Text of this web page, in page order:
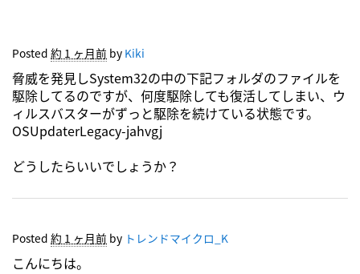
Posted 約 1 ヶ月前 by Kiki
脅威を発見しSystem32の中の下記フォルダのファイルを
駆除してるのですが、何度駆除しても復活してしまい、ウ
ィルスバスターがずっと駆除を続けている状態です。
OSUpdaterLegacy-jahvgj
どうしたらいいでしょうか？
Posted 約 1 ヶ月前 by トレンドマイクロ_K
こんにちは。